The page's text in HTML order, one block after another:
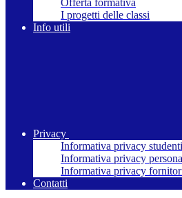
Offerta formativa
I progetti delle classi
Info utili
Privacy
Informativa privacy
Informativa privacy
Informativa privacy
Contatti